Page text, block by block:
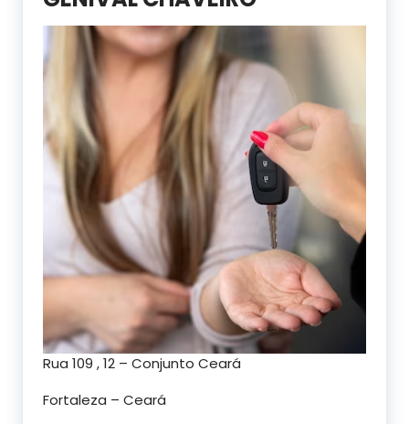
Rua 109 , 12 – Conjunto Ceará
Fortaleza – Ceará